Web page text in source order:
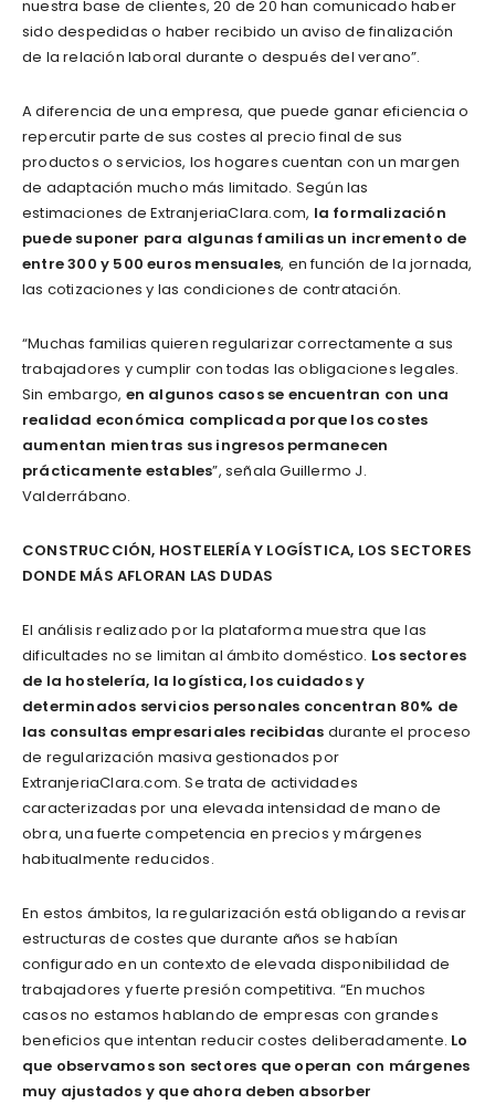
nuestra base de clientes, 20 de 20 han comunicado haber
sido despedidas o haber recibido un aviso de finalización
de la relación laboral durante o después del verano”.
A diferencia de una empresa, que puede ganar eficiencia o
repercutir parte de sus costes al precio final de sus
productos o servicios, los hogares cuentan con un margen
de adaptación mucho más limitado. Según las
estimaciones de ExtranjeriaClara.com, la formalización
puede suponer para algunas familias un incremento de
entre 300 y 500 euros mensuales, en función de la jornada,
las cotizaciones y las condiciones de contratación.
“Muchas familias quieren regularizar correctamente a sus
trabajadores y cumplir con todas las obligaciones legales.
Sin embargo, en algunos casos se encuentran con una
realidad económica complicada porque los costes
aumentan mientras sus ingresos permanecen
prácticamente estables”, señala Guillermo J.
Valderrábano.
CONSTRUCCIÓN, HOSTELERÍA Y LOGÍSTICA, LOS SECTORES
DONDE MÁS AFLORAN LAS DUDAS
El análisis realizado por la plataforma muestra que las
dificultades no se limitan al ámbito doméstico. Los sectores
de la hostelería, la logística, los cuidados y
determinados servicios personales concentran 80% de
las consultas empresariales recibidas durante el proceso
de regularización masiva gestionados por
ExtranjeriaClara.com. Se trata de actividades
caracterizadas por una elevada intensidad de mano de
obra, una fuerte competencia en precios y márgenes
habitualmente reducidos.
En estos ámbitos, la regularización está obligando a revisar
estructuras de costes que durante años se habían
configurado en un contexto de elevada disponibilidad de
trabajadores y fuerte presión competitiva. “En muchos
casos no estamos hablando de empresas con grandes
beneficios que intentan reducir costes deliberadamente. Lo
que observamos son sectores que operan con márgenes
muy ajustados y que ahora deben absorber